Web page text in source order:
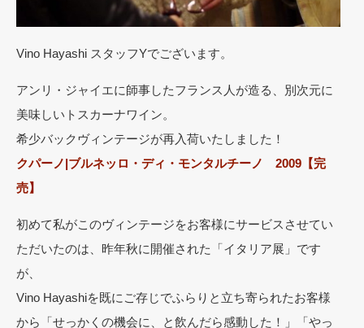
Vino Hayashi スタッフYでございます。
アンリ・ジャイエに師事したフランス人が造る、別次元に
美味しいトスカーナワイン。
希少バックヴィンテージが再入荷いたしました！
クパーノ|ブルネッロ・ディ・モンタルチーノ 2009【完
売】
初めて私がこのヴィンテージをお客様にサービスさせてい
ただいたのは、昨年秋に開催された「イタリア展」です
が、
Vino Hayashiを既にご存じでふらりと立ち寄られたお客様
から「せっかくの機会に、と飲んだら感動した！」「やっ